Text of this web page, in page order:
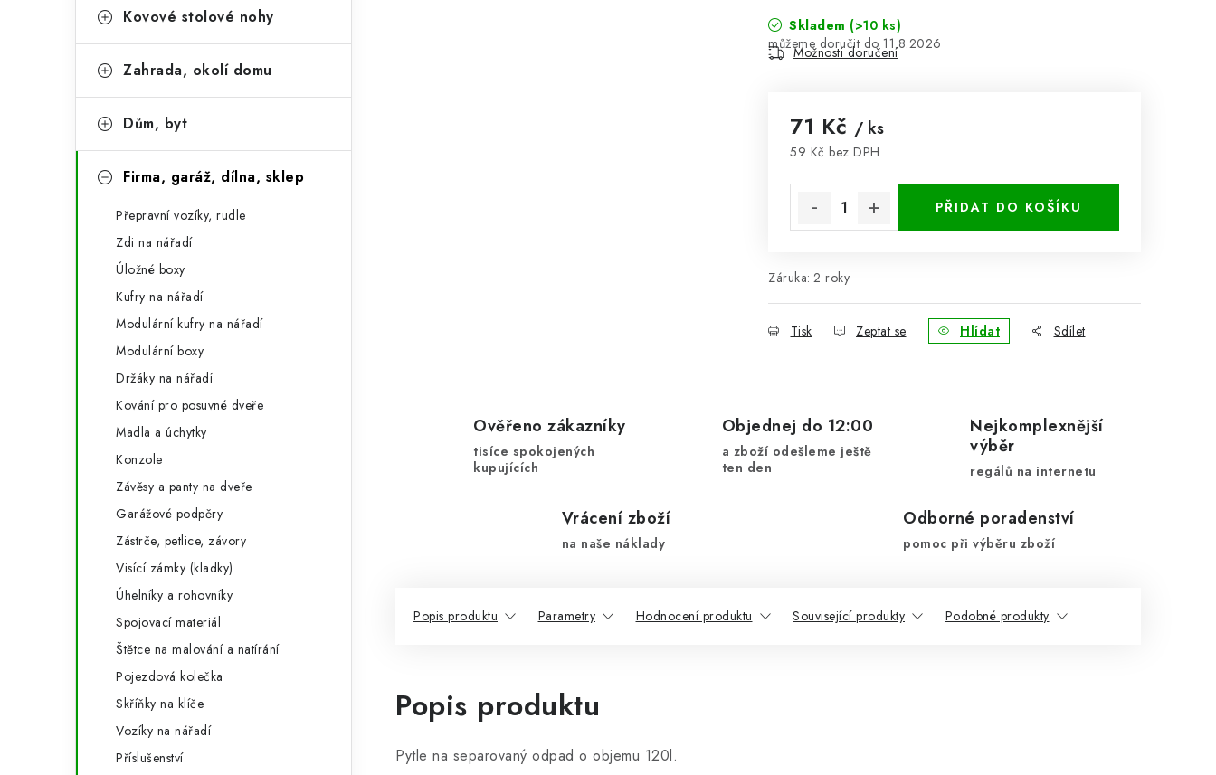
í
Kovové stolové nohy
Zahrada, okolí domu
Dům, byt
Firma, garáž, dílna, sklep
Přepravní vozíky, rudle
Zdi na nářadí
Úložné boxy
Kufry na nářadí
Modulární kufry na nářadí
Modulární boxy
Držáky na nářadí
Kování pro posuvné dveře
Madla a úchytky
Konzole
Závěsy a panty na dveře
Garážové podpěry
Zástrče, petlice, závory
Visící zámky (kladky)
Úhelníky a rohovníky
Spojovací materiál
Štětce na malování a natírání
Pojezdová kolečka
Skříňky na klíče
Vozíky na nářadí
Příslušenství
Skladem (>10 ks)
11.8.2026
Možnosti doručení
71 Kč / ks
59 Kč bez DPH
PŘIDAT DO KOŠÍKU
Záruka: 2 roky
Tisk Zeptat se Hlídat Sdílet
Ověřeno zákazníky
tisíce spokojených
kupujících
Objednej do 12:00
a zboží odešleme ještě
ten den
Nejkomplexnější
výběr
regálů na internetu
Vrácení zboží
na naše náklady
Odborné poradenství
pomoc při výběru zboží
Popis produktu Parametry Hodnocení produktu Související produkty Podobné produkty
Popis produktu
Pytle na separovaný odpad o objemu 120l.